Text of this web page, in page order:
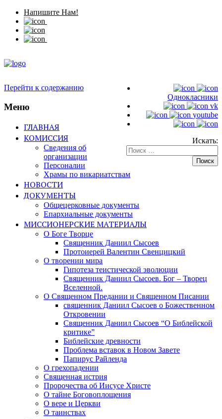
Напишите Нам!
Однокласники
vk
youtube
Искать:
Перейти к содержанию
Меню
ГЛАВНАЯ
КОМИССИЯ
Сведения об
организации
Персоналии
Храмы по викариатствам
НОВОСТИ
ДОКУМЕНТЫ
Общецерковные документы
Епархиальные документы
МИССИОНЕРСКИЕ МАТЕРИАЛЫ
О Боге Творце
Священник Даниил Сысоев
Протоиерей Валентин Свенцицкий
О творении мира
Гипотеза теистической эволюции
Священник Даниил Сысоев. Бог – Творец
Вселенной.
О Священном Предании и Священном Писании
священник Даниил Сысоев о Божественном
Откровении
Священник Даниил Сысоев “О Библейской
критике”
Библейские древности
Проблема вставок в Новом Завете
Папирус Райленда
О грехопадении
Священная истрия
Пророчества об Иисусе Христе
О тайне Боговоплощения
О вере и Церкви
О таинствах